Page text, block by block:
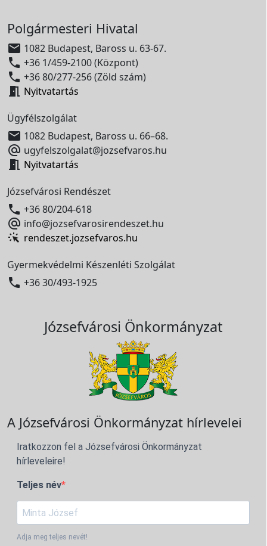
Polgármesteri Hivatal
 1082 Budapest, Baross u. 63-67.
 +36 1/459-2100 (Központ)
 +36 80/277-256 (Zöld szám)
 Nyitvatartás
Ügyfélszolgálat
 1082 Budapest, Baross u. 66–68.
 ugyfelszolgalat@jozsefvaros.hu
 Nyitvatartás
Józsefvárosi Rendészet
 +36 80/204-618
 info@jozsefvarosirendeszet.hu
rendeszet.jozsefvaros.hu
Gyermekvédelmi Készenléti Szolgálat
 +36 30/493-1925
Józsefvárosi Önkormányzat
A Józsefvárosi Önkormányzat hírlevelei
Iratkozzon fel a Józsefvárosi Önkormányzat
hírleveleire!
Teljes név
Adja meg teljes nevét!